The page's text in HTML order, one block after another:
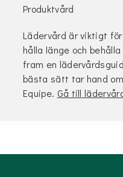
Produktvård
Lädervård är viktigt
hålla länge och
fram en
bästa sätt tar hand
Equipe. Gå till